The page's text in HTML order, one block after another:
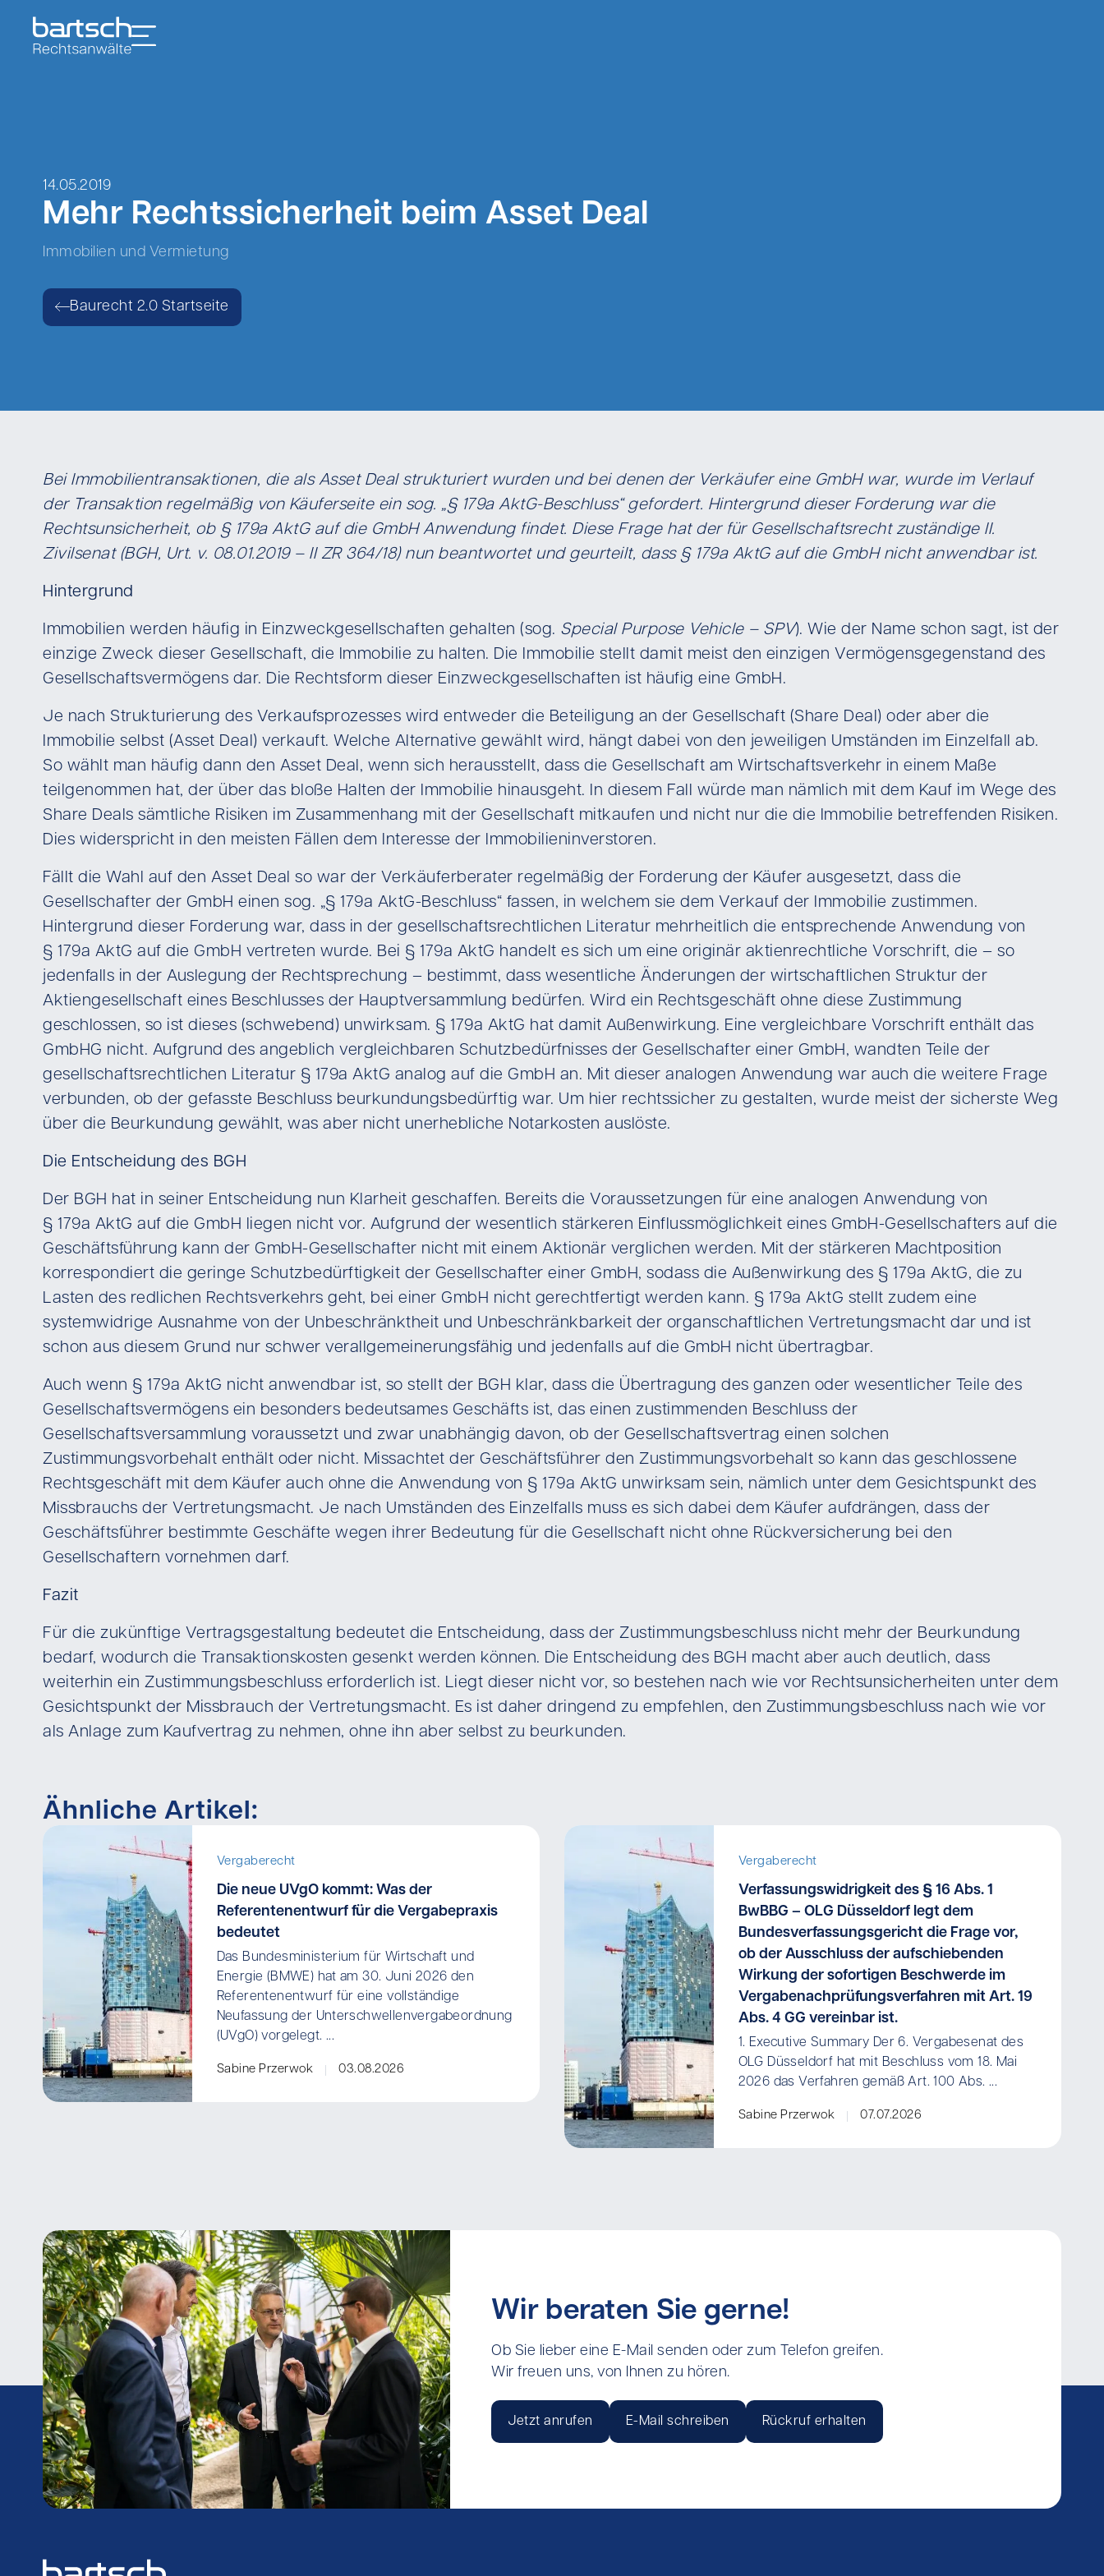
14.05.2019
Mehr Rechtssicherheit beim Asset Deal
Immobilien und Vermietung
Baurecht 2.0 Startseite
Bei Immobilientransaktionen, die als Asset Deal strukturiert wurden und bei denen der Verkäufer eine GmbH war, wurde im Verlauf
der Transaktion regelmäßig von Käuferseite ein sog. „§ 179a AktG-Beschluss“ gefordert. Hintergrund dieser Forderung war die
Rechtsunsicherheit, ob § 179a AktG auf die GmbH Anwendung findet. Diese Frage hat der für Gesellschaftsrecht zuständige II.
Zivilsenat (BGH, Urt. v. 08.01.2019 – II ZR 364/18) nun beantwortet und geurteilt, dass § 179a AktG auf die GmbH nicht anwendbar ist.
Hintergrund
Immobilien werden häufig in Einzweckgesellschaften gehalten (sog. Special Purpose Vehicle – SPV). Wie der Name schon sagt, ist der
einzige Zweck dieser Gesellschaft, die Immobilie zu halten. Die Immobilie stellt damit meist den einzigen Vermögensgegenstand des
Gesellschaftsvermögens dar. Die Rechtsform dieser Einzweckgesellschaften ist häufig eine GmbH.
Je nach Strukturierung des Verkaufsprozesses wird entweder die Beteiligung an der Gesellschaft (Share Deal) oder aber die
Immobilie selbst (Asset Deal) verkauft. Welche Alternative gewählt wird, hängt dabei von den jeweiligen Umständen im Einzelfall ab.
So wählt man häufig dann den Asset Deal, wenn sich herausstellt, dass die Gesellschaft am Wirtschaftsverkehr in einem Maße
teilgenommen hat, der über das bloße Halten der Immobilie hinausgeht. In diesem Fall würde man nämlich mit dem Kauf im Wege des
Share Deals sämtliche Risiken im Zusammenhang mit der Gesellschaft mitkaufen und nicht nur die die Immobilie betreffenden Risiken.
Dies widerspricht in den meisten Fällen dem Interesse der Immobilieninverstoren.
Fällt die Wahl auf den Asset Deal so war der Verkäuferberater regelmäßig der Forderung der Käufer ausgesetzt, dass die
Gesellschafter der GmbH einen sog. „§ 179a AktG-Beschluss“ fassen, in welchem sie dem Verkauf der Immobilie zustimmen.
Hintergrund dieser Forderung war, dass in der gesellschaftsrechtlichen Literatur mehrheitlich die entsprechende Anwendung von
§ 179a AktG auf die GmbH vertreten wurde. Bei § 179a AktG handelt es sich um eine originär aktienrechtliche Vorschrift, die – so
jedenfalls in der Auslegung der Rechtsprechung – bestimmt, dass wesentliche Änderungen der wirtschaftlichen Struktur der
Aktiengesellschaft eines Beschlusses der Hauptversammlung bedürfen. Wird ein Rechtsgeschäft ohne diese Zustimmung
geschlossen, so ist dieses (schwebend) unwirksam. § 179a AktG hat damit Außenwirkung. Eine vergleichbare Vorschrift enthält das
GmbHG nicht. Aufgrund des angeblich vergleichbaren Schutzbedürfnisses der Gesellschafter einer GmbH, wandten Teile der
gesellschaftsrechtlichen Literatur § 179a AktG analog auf die GmbH an. Mit dieser analogen Anwendung war auch die weitere Frage
verbunden, ob der gefasste Beschluss beurkundungsbedürftig war. Um hier rechtssicher zu gestalten, wurde meist der sicherste Weg
über die Beurkundung gewählt, was aber nicht unerhebliche Notarkosten auslöste.
Die Entscheidung des BGH
Der BGH hat in seiner Entscheidung nun Klarheit geschaffen. Bereits die Voraussetzungen für eine analogen Anwendung von
§ 179a AktG auf die GmbH liegen nicht vor. Aufgrund der wesentlich stärkeren Einflussmöglichkeit eines GmbH-Gesellschafters auf die
Geschäftsführung kann der GmbH-Gesellschafter nicht mit einem Aktionär verglichen werden. Mit der stärkeren Machtposition
korrespondiert die geringe Schutzbedürftigkeit der Gesellschafter einer GmbH, sodass die Außenwirkung des § 179a AktG, die zu
Lasten des redlichen Rechtsverkehrs geht, bei einer GmbH nicht gerechtfertigt werden kann. § 179a AktG stellt zudem eine
systemwidrige Ausnahme von der Unbeschränktheit und Unbeschränkbarkeit der organschaftlichen Vertretungsmacht dar und ist
schon aus diesem Grund nur schwer verallgemeinerungsfähig und jedenfalls auf die GmbH nicht übertragbar.
Auch wenn § 179a AktG nicht anwendbar ist, so stellt der BGH klar, dass die Übertragung des ganzen oder wesentlicher Teile des
Gesellschaftsvermögens ein besonders bedeutsames Geschäfts ist, das einen zustimmenden Beschluss der
Gesellschaftsversammlung voraussetzt und zwar unabhängig davon, ob der Gesellschaftsvertrag einen solchen
Zustimmungsvorbehalt enthält oder nicht. Missachtet der Geschäftsführer den Zustimmungsvorbehalt so kann das geschlossene
Rechtsgeschäft mit dem Käufer auch ohne die Anwendung von § 179a AktG unwirksam sein, nämlich unter dem Gesichtspunkt des
Missbrauchs der Vertretungsmacht. Je nach Umständen des Einzelfalls muss es sich dabei dem Käufer aufdrängen, dass der
Geschäftsführer bestimmte Geschäfte wegen ihrer Bedeutung für die Gesellschaft nicht ohne Rückversicherung bei den
Gesellschaftern vornehmen darf.
Fazit
Für die zukünftige Vertragsgestaltung bedeutet die Entscheidung, dass der Zustimmungsbeschluss nicht mehr der Beurkundung
bedarf, wodurch die Transaktionskosten gesenkt werden können. Die Entscheidung des BGH macht aber auch deutlich, dass
weiterhin ein Zustimmungsbeschluss erforderlich ist. Liegt dieser nicht vor, so bestehen nach wie vor Rechtsunsicherheiten unter dem
Gesichtspunkt der Missbrauch der Vertretungsmacht. Es ist daher dringend zu empfehlen, den Zustimmungsbeschluss nach wie vor
als Anlage zum Kaufvertrag zu nehmen, ohne ihn aber selbst zu beurkunden.
Ähnliche Artikel:
Vergaberecht
Die neue UVgO kommt: Was der
Referentenentwurf für die Vergabepraxis
bedeutet
Das Bundesministerium für Wirtschaft und
Energie (BMWE) hat am 30. Juni 2026 den
Referentenentwurf für eine vollständige
Neufassung der Unterschwellenvergabeordnung
(UVgO) vorgelegt. ...
Sabine Przerwok 03.08.2026
Vergaberecht
Verfassungswidrigkeit des § 16 Abs. 1
BwBBG – OLG Düsseldorf legt dem
Bundesverfassungsgericht die Frage vor,
ob der Ausschluss der aufschiebenden
Wirkung der sofortigen Beschwerde im
Vergabenachprüfungsverfahren mit Art. 19
Abs. 4 GG vereinbar ist.
1. Executive Summary Der 6. Vergabesenat des
OLG Düsseldorf hat mit Beschluss vom 18. Mai
2026 das Verfahren gemäß Art. 100 Abs. ...
Sabine Przerwok 07.07.2026
Wir beraten Sie gerne!
Ob Sie lieber eine E-Mail senden oder zum Telefon greifen.
Wir freuen uns, von Ihnen zu hören.
Jetzt anrufen E-Mail schreiben Rückruf erhalten